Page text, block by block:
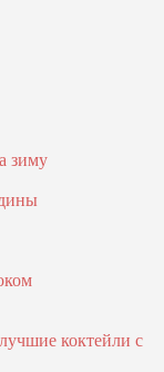
зиму
коктейли с